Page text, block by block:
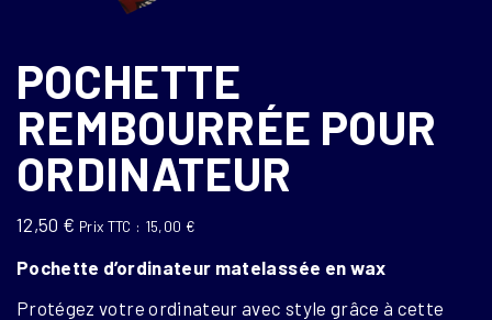
POCHETTE
REMBOURRÉE POUR
ORDINATEUR
12,50 € Prix TTC : 15,00 €
Pochette d’ordinateur matelassée en wax
Protégez votre ordinateur avec style grâce à cette